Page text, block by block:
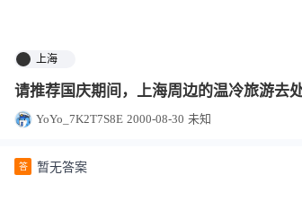
上海
请推荐国庆期间，上海周边的温冷旅游去
YoYo_7K2T7S8E 2000-08-30 未知
答 暂无答案